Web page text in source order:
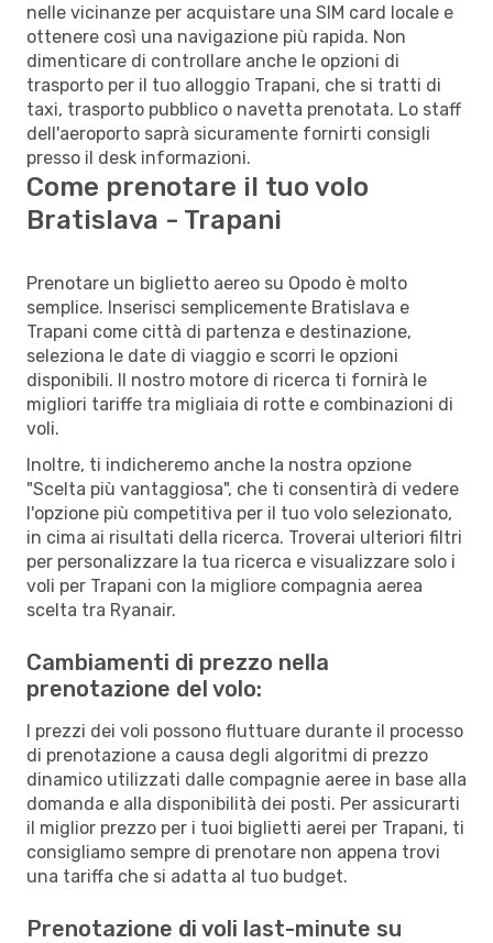
nelle vicinanze per acquistare una SIM card locale e
ottenere così una navigazione più rapida. Non
dimenticare di controllare anche le opzioni di
trasporto per il tuo alloggio Trapani, che si tratti di
taxi, trasporto pubblico o navetta prenotata. Lo staff
dell'aeroporto saprà sicuramente fornirti consigli
presso il desk informazioni.
Come prenotare il tuo volo
Bratislava - Trapani
Prenotare un biglietto aereo su Opodo è molto
semplice. Inserisci semplicemente Bratislava e
Trapani come città di partenza e destinazione,
seleziona le date di viaggio e scorri le opzioni
disponibili. Il nostro motore di ricerca ti fornirà le
migliori tariffe tra migliaia di rotte e combinazioni di
voli.
Inoltre, ti indicheremo anche la nostra opzione
"Scelta più vantaggiosa", che ti consentirà di vedere
l'opzione più competitiva per il tuo volo selezionato,
in cima ai risultati della ricerca. Troverai ulteriori filtri
per personalizzare la tua ricerca e visualizzare solo i
voli per Trapani con la migliore compagnia aerea
scelta tra Ryanair.
Cambiamenti di prezzo nella
prenotazione del volo:
I prezzi dei voli possono fluttuare durante il processo
di prenotazione a causa degli algoritmi di prezzo
dinamico utilizzati dalle compagnie aeree in base alla
domanda e alla disponibilità dei posti. Per assicurarti
il miglior prezzo per i tuoi biglietti aerei per Trapani, ti
consigliamo sempre di prenotare non appena trovi
una tariffa che si adatta al tuo budget.
Prenotazione di voli last-minute su